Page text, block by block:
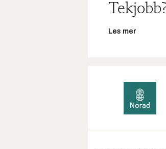
Les mer